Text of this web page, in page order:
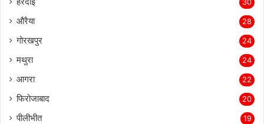
30
औरैया 28
गोरखपुर 24
मथुरा 24
आगरा 22
फिरोजाबाद 20
पीलीभीत 19